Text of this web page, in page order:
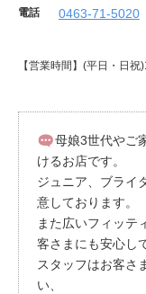
電話 0463-71-5020
【営業時間】(平日・日
母娘3世代やご
けるお店です。
ジュニア、ブライ
意しております。
また広いフィッテ
客さまにも安心し
スタッフはお客さ
い、